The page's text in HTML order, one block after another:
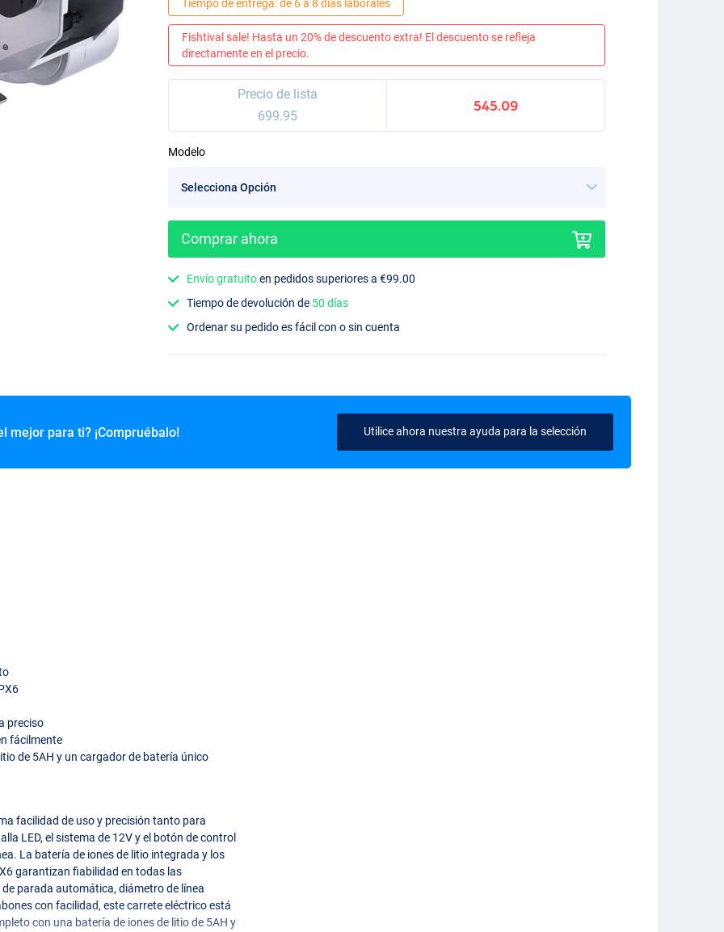
Tiempo de entrega: de 6 a 8 días laborales
Fishtival sale! Hasta un 20% de descuento extra! El descuento se refleja
directamente en el precio.
Precio de lista
699.95
545.09
Modelo
Comprar ahora
Envío gratuitoen pedidos superiores a €99.00
Tiempo de devolución de 50 días
Ordenar su pedido es fácil con o sin cuenta
mejor para ti? ¡Compruébalo! Utilice ahora nuestra ayuda para la selección
preciso
fácilmente
de 5AH y un cargador de batería único
facilidad de uso y precisión tanto para
LED, el sistema de 12V y el botón de control
La batería de iones de litio integrada y los
garantizan fiabilidad en todas las
parada automática, diámetro de línea
con facilidad, este carrete eléctrico está
con una batería de iones de litio de 5AH y